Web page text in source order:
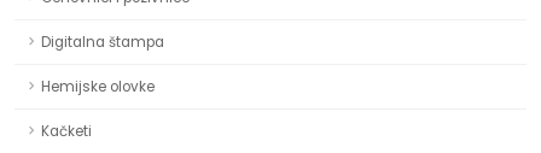
Digitalna štampa
Hemijske olovke
Kačketi